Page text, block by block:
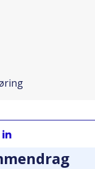
Del på Linkedin